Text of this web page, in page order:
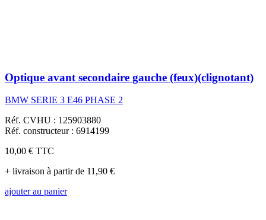
Optique avant secondaire gauche (feux)(clignotant)
BMW SERIE 3 E46 PHASE 2
Réf. CVHU : 125903880
Réf. constructeur : 6914199
10,00 € TTC
+ livraison à partir de 11,90 €
ajouter au panier